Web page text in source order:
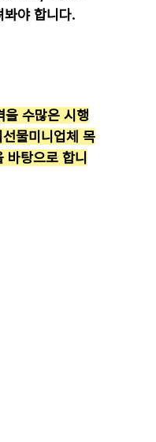
봐야 합니다.
을 수많은 시행
물미니업체 목
바탕으로 합니